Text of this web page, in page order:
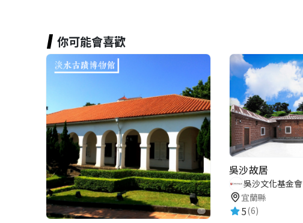
你可能會喜歡
吳沙故居
吳沙文化基金會
宜蘭縣
5(6)